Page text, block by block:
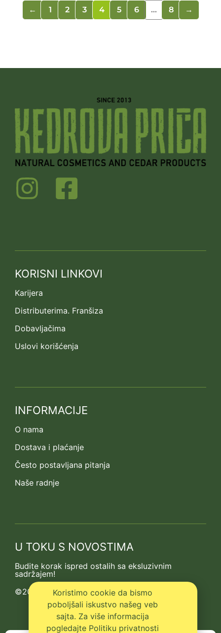
← 1 2 3 4 5 6 … 8 →
KORISNI LINKOVI
Karijera
Distributerima. Franšiza
Dobavljačima
Uslovi korišćenja
INFORMACIJE
O nama
Dostava i plaćanje
Često postavljana pitanja
Naše radnje
U TOKU S NOVOSTIMA
Budite korak ispred ostalih sa eksluzivnim
sadržajem!
©2013-2026 Kedrova prica
Koristimo cookie da bismo
poboljšali iskustvo našeg veb
sajta. Za više informacija
pogledajte Politiku privatnosti